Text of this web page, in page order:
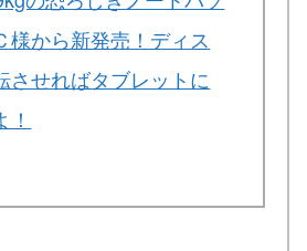
様から新発売！ディス
させればタブレットに